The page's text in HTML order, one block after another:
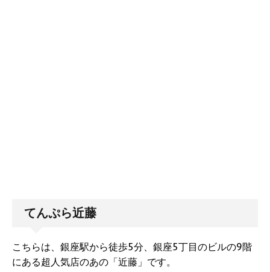
てんぷら近藤
こちらは、銀座駅から徒歩5分、銀座5丁目のビルの9階
にある超人気店のあの「近藤」です。